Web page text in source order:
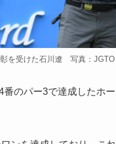
を受けた石川遼 写真：JGTO
のパー3で達成したホ